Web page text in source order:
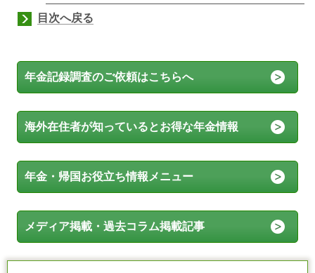
目次へ戻る
年金記録調査のご依頼はこちらへ
海外在住者が知っているとお得な年金情報
年金・帰国お役立ち情報メニュー
メディア掲載・過去コラム掲載記事